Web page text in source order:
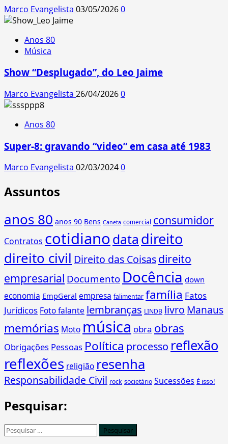
Marco Evangelista 03/05/20260
Anos 80
Música
Show “Desplugado”, do Leo Jaime
Marco Evangelista 26/04/20260
Anos 80
Super-8: gravando “video” em casa até 1983
Marco Evangelista 02/03/20240
Assuntos
anos 80 anos 90 Bens Caneta comercial consumidor
Contratos cotidianodata direito
direito civil Direito das Coisasdireito
empresarial Documento Docência down
economia EmpGeral empresa falimentar família Fatos
Jurídicos Foto falante lembranças LINDB livro Manaus
memórias Moto música obra obras
Obrigações Pessoas Política processo reflexão
reflexões religião resenha
Responsabilidade Civil rock societário Sucessões É isso!
Pesquisar:
Pesquisar